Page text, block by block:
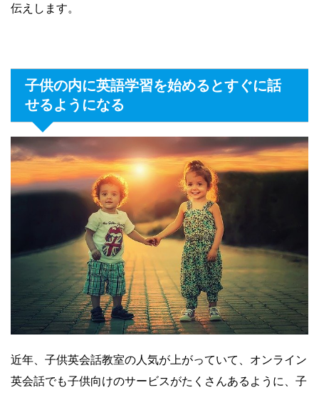
伝えします。
子供の内に英語学習を始めるとすぐに話
せるようになる
近年、子供英会話教室の人気が上がっていて、オンライン
英会話でも子供向けのサービスがたくさんあるように、子